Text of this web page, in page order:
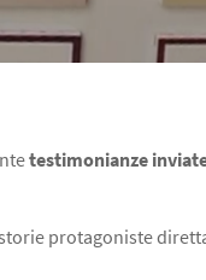
testimonianze
protagoniste